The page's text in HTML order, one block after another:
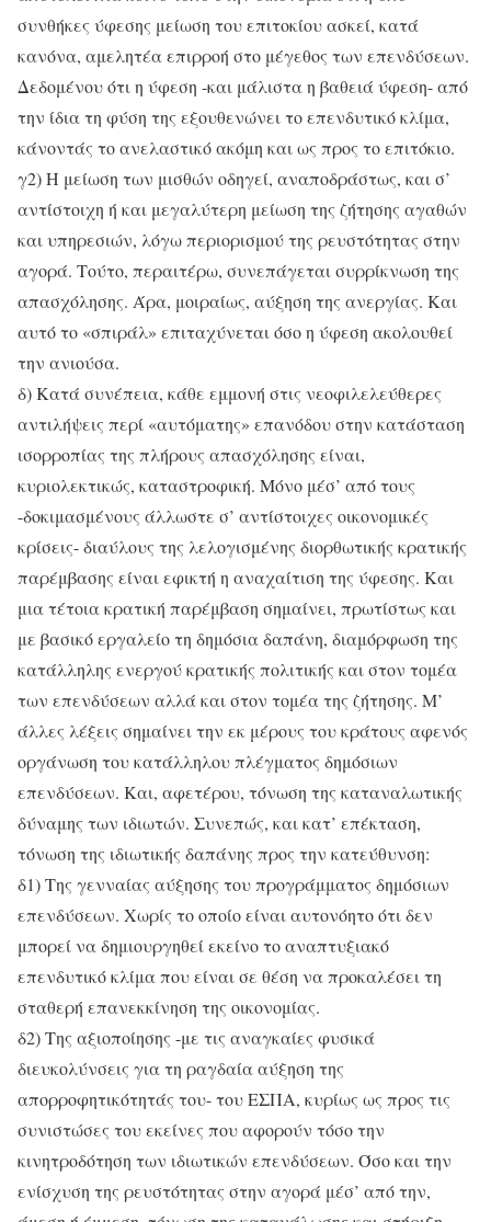
συνθήκες ύφεσης μείωση του επιτοκίου ασκεί, κατά
κανόνα, αμελητέα επιρροή στο μέγεθος των επενδύσεων.
Δεδομένου ότι η ύφεση -και μάλιστα η βαθειά ύφεση- από
την ίδια τη φύση της εξουθενώνει το επενδυτικό κλίμα,
κάνοντάς το ανελαστικό ακόμη και ως προς το επιτόκιο.
γ2) Η μείωση των μισθών οδηγεί, αναποδράστως, και σ’
αντίστοιχη ή και μεγαλύτερη μείωση της ζήτησης αγαθών
και υπηρεσιών, λόγω περιορισμού της ρευστότητας στην
αγορά. Τούτο, περαιτέρω, συνεπάγεται συρρίκνωση της
απασχόλησης. Άρα, μοιραίως, αύξηση της ανεργίας. Και
αυτό το «σπιράλ» επιταχύνεται όσο η ύφεση ακολουθεί
την ανιούσα.
δ) Κατά συνέπεια, κάθε εμμονή στις νεοφιλελεύθερες
αντιλήψεις περί «αυτόματης» επανόδου στην κατάσταση
ισορροπίας της πλήρους απασχόλησης είναι,
κυριολεκτικώς, καταστροφική. Μόνο μέσ’ από τους
-δοκιμασμένους άλλωστε σ’ αντίστοιχες οικονομικές
κρίσεις- διαύλους της λελογισμένης διορθωτικής κρατικής
παρέμβασης είναι εφικτή η αναχαίτιση της ύφεσης. Και
μια τέτοια κρατική παρέμβαση σημαίνει, πρωτίστως και
με βασικό εργαλείο τη δημόσια δαπάνη, διαμόρφωση της
κατάλληλης ενεργού κρατικής πολιτικής και στον τομέα
των επενδύσεων αλλά και στον τομέα της ζήτησης. Μ’
άλλες λέξεις σημαίνει την εκ μέρους του κράτους αφενός
οργάνωση του κατάλληλου πλέγματος δημόσιων
επενδύσεων. Και, αφετέρου, τόνωση της καταναλωτικής
δύναμης των ιδιωτών. Συνεπώς, και κατ’ επέκταση,
τόνωση της ιδιωτικής δαπάνης προς την κατεύθυνση:
δ1) Της γενναίας αύξησης του προγράμματος δημόσιων
επενδύσεων. Χωρίς το οποίο είναι αυτονόητο ότι δεν
μπορεί να δημιουργηθεί εκείνο το αναπτυξιακό
επενδυτικό κλίμα που είναι σε θέση να προκαλέσει τη
σταθερή επανεκκίνηση της οικονομίας.
δ2) Της αξιοποίησης -με τις αναγκαίες φυσικά
διευκολύνσεις για τη ραγδαία αύξηση της
απορροφητικότητάς του- του ΕΣΠΑ, κυρίως ως προς τις
συνιστώσες του εκείνες που αφορούν τόσο την
κινητροδότηση των ιδιωτικών επενδύσεων. Όσο και την
ενίσχυση της ρευστότητας στην αγορά μέσ’ από την,